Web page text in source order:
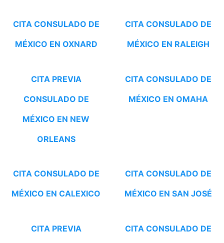
CITA CONSULADO DE
MÉXICO EN OXNARD
CITA CONSULADO DE
MÉXICO EN RALEIGH
CITA PREVIA
CONSULADO DE
MÉXICO EN NEW
ORLEANS
CITA CONSULADO DE
MÉXICO EN OMAHA
CITA CONSULADO DE
MÉXICO EN CALEXICO
CITA CONSULADO DE
MÉXICO EN SAN JOSÉ
CITA PREVIA
CITA CONSULADO DE